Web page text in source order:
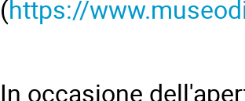
(https://
In occasione